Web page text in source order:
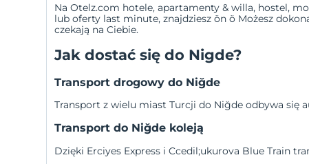
Na Otelz.com hotele, apartamenty & willa, hostel,
lub oferty last minute, znajdziesz ön ö Możesz
czekają na Ciebie.
Jak dostać się do Nigde?
Transport drogowy do Niğde
Transport z wielu miast Turcji do Niğde odbywa
Transport do Niğde koleją
Dzięki Erciyes Express i Ccedil;ukurova Blue Train